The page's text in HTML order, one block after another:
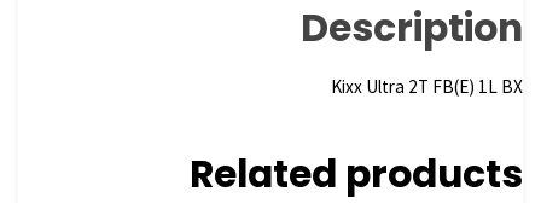
Description
Kixx Ultra 2T FB(E) 1L BX
Related products